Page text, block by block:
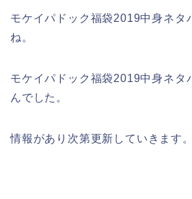
モケイパドック福袋2019中身ネタ
ね。
モケイパドック福袋2019中身ネタ
んでした。
情報があり次第更新していきます。